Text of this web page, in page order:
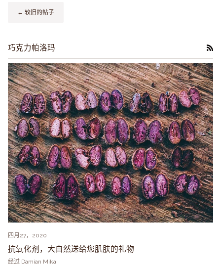
← 较旧的帖子
巧克力帕洛玛
四月27，2020
抗氧化剂，大自然送给您肌肤的礼物
经过 Damian Mika